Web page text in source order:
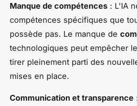
Manque de compétences : L'IA
compétences spécifiques que
possède pas. Le manque de
technologiques peut empêcher
tirer pleinement parti des
mises en place.
Communication et transparence